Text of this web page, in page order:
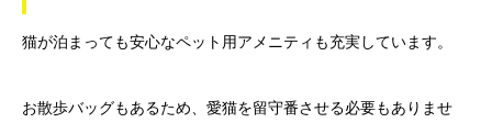
猫が泊まっても安心なペット用アメニティも充実しています。
お散歩バッグもあるため、愛猫を留守番させる必要もありませ